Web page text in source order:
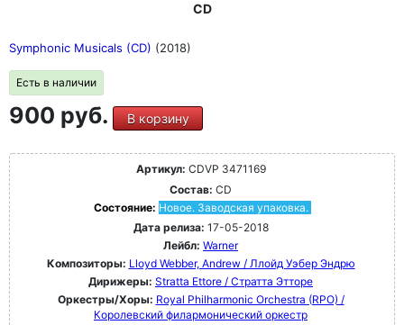
CD
Symphonic Musicals (CD) (2018)
Есть в наличии
900 руб. В корзину
Артикул: CDVP 3471169
Состав: CD
Состояние: Новое. Заводская упаковка.
Дата релиза: 17-05-2018
Лейбл: Warner
Композиторы: Lloyd Webber, Andrew / Ллойд Уэбер Эндрю
Дирижеры: Stratta Ettore / Стратта Этторе
Оркестры/Хоры: Royal Philharmonic Orchestra (RPO) /
Королевский филармонический оркестр